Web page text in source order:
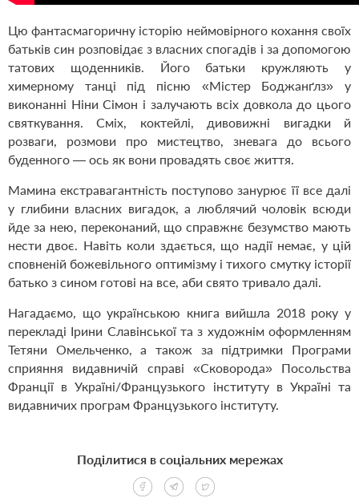
Цю фантасмагоричну історію неймовірного кохання своїх
батьків син розповідає з власних спогадів і за допомогою
татових щоденників. Його батьки кружляють у
химерному танці під пісню «Містер Боджанґлз» у
виконанні Ніни Сімон і залучають всіх довкола до цього
святкування. Сміх, коктейлі, дивовижні вигадки й
розваги, розмови про мистецтво, зневага до всього
буденного — ось як вони провадять своє життя.
Мамина екстравагантність поступово занурює її все далі
у глибини власних вигадок, а люблячий чоловік всюди
йде за нею, переконаний, що справжнє безумство мають
нести двоє. Навіть коли здається, що надії немає, у цій
сповненій божевільного оптимізму і тихого смутку історії
батько з сином готові на все, аби свято тривало далі.
Нагадаємо, що українською книга вийшла 2018 року у
перекладі Ірини Славінської та з художнім оформленням
Тетяни Омельченко, а також за підтримки Програми
сприяння видавничій справі «Сковорода» Посольства
Франції в Україні/Французького інституту в Україні та
видавничих програм Французького інституту.
Поділитися в соціальних мережах